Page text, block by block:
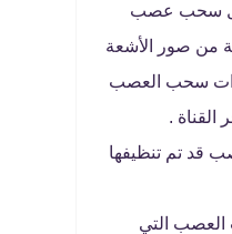
سحب عصب
من صور الأشعة
سحب العصب
القناة .
قد تم تنظيفها
العصب التي